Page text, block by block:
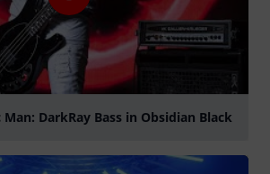
DarkRay Bass in Obsidian Black